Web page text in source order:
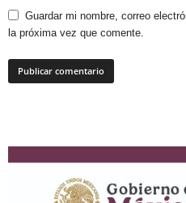
Guardar mi nombre, correo
la próxima vez que comente.